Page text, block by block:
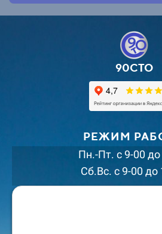
90СТО
РЕЖИМ
Пн.-Пт. с 9-00 до
Сб.Вс. с 9-00 до